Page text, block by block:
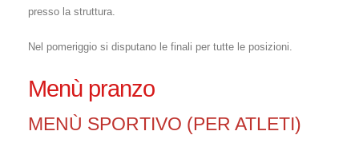
presso la struttura.
Nel pomeriggio si disputano le finali per tutte le posizioni.
Menù pranzo
MENÙ SPORTIVO (PER ATLETI)